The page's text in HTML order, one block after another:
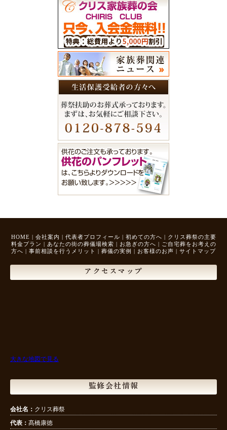
HOME | 会社案内 | 代表者プロフィール | 初めての方へ | クリス葬祭の主要
料金プラン | あなたの街の葬儀場検索 | お急ぎの方へ | ご自宅葬をお考えの
方へ | 事前相談を行うメリット | 葬儀の実例 | お客様のお声 | サイトマップ
アクセスマップ
大きな地図で見る
監修会社情報
会社名： クリス葬祭
代表： 髙橋康徳